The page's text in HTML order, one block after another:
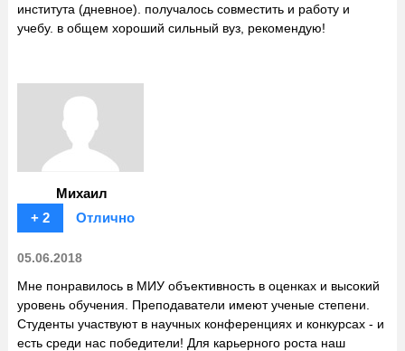
института (дневное). получалось совместить и работу и
учебу. в общем хороший сильный вуз, рекомендую!
Михаил
+ 2
Отлично
05.06.2018
Мне понравилось в МИУ объективность в оценках и высокий
уровень обучения. Преподаватели имеют ученые степени.
Студенты участвуют в научных конференциях и конкурсах - и
есть среди нас победители! Для карьерного роста наш